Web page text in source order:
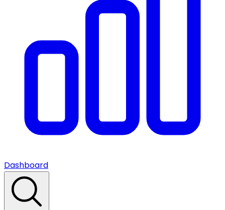
Dashboard